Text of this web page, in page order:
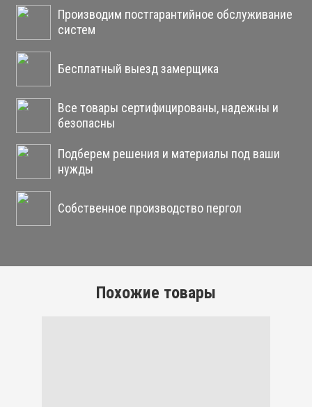
Производим постгарантийное обслуживание
систем
Бесплатный выезд замерщика
Все товары сертифицированы, надежны и
безопасны
Подберем решения и материалы под ваши
нужды
Собственное производство пергол
Похожие товары